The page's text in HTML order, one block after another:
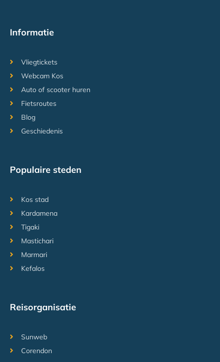
Informatie
Vliegtickets
Webcam Kos
Auto of scooter huren
Fietsroutes
Blog
Geschiedenis
Populaire steden
Kos stad
Kardamena
Tigaki
Mastichari
Marmari
Kefalos
Reisorganisatie
Sunweb
Corendon